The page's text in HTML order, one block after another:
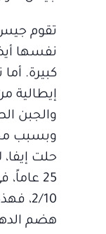
تقوم جيس
نفسها
كبيرة.
إيطالية
والجبن
وبسبب
حلت
25
2/10،
هضم